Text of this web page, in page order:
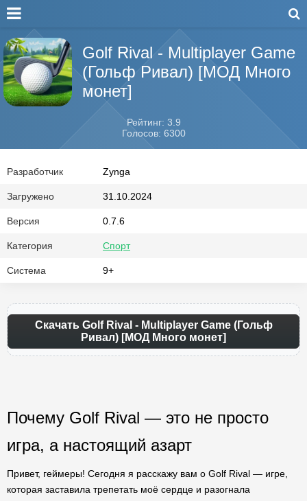
Golf Rival - Multiplayer Game
(Гольф Ривал) [МОД Много
монет]
Рейтинг: 3.9
Голосов: 6300
Разработчик Zynga
Загружено 31.10.2024
Версия 0.7.6
Категория Спорт
Система 9+
Скачать Golf Rival - Multiplayer Game (Гольф
Ривал) [МОД Много монет]
Почему Golf Rival — это не просто
игра, а настоящий азарт
Привет, геймеры! Сегодня я расскажу вам о Golf Rival — игре,
которая заставила трепетать моё сердце и разогнала